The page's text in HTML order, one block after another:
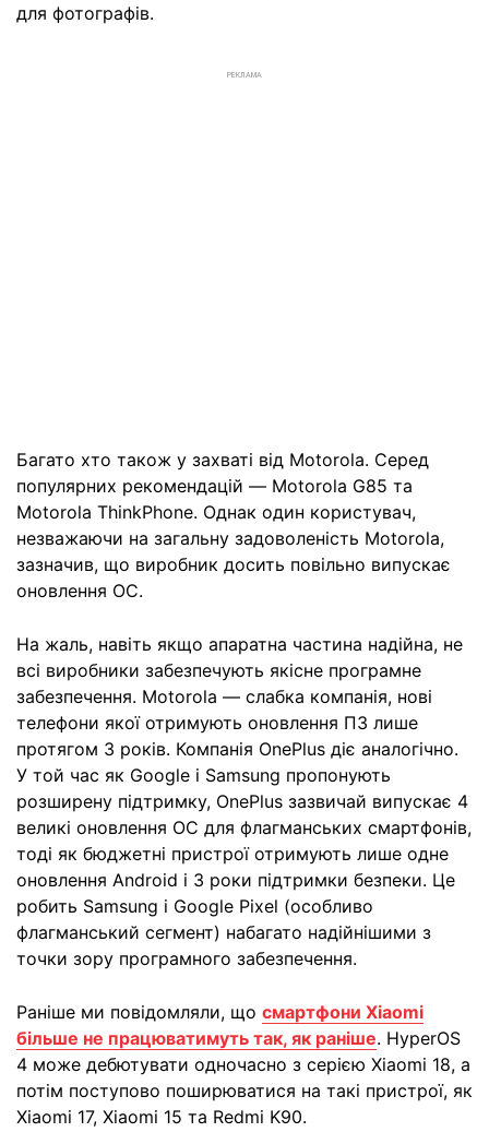
для фотографів.
РЕКЛАМА
Багато хто також у захваті від Motorola. Серед
популярних рекомендацій — Motorola G85 та
Motorola ThinkPhone. Однак один користувач,
незважаючи на загальну задоволеність Motorola,
зазначив, що виробник досить повільно випускає
оновлення ОС.
На жаль, навіть якщо апаратна частина надійна, не
всі виробники забезпечують якісне програмне
забезпечення. Motorola — слабка компанія, нові
телефони якої отримують оновлення ПЗ лише
протягом 3 років. Компанія OnePlus діє аналогічно.
У той час як Google і Samsung пропонують
розширену підтримку, OnePlus зазвичай випускає 4
великі оновлення ОС для флагманських смартфонів,
тоді як бюджетні пристрої отримують лише одне
оновлення Android і 3 роки підтримки безпеки. Це
робить Samsung і Google Pixel (особливо
флагманський сегмент) набагато надійнішими з
точки зору програмного забезпечення.
Раніше ми повідомляли, що смартфони Xiaomi
більше не працюватимуть так, як раніше. HyperOS
4 може дебютувати одночасно з серією Xiaomi 18, а
потім поступово поширюватися на такі пристрої, як
Xiaomi 17, Xiaomi 15 та Redmi K90.